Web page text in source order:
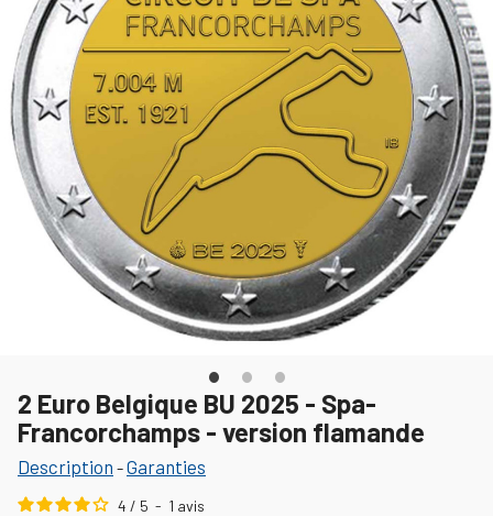
2 Euro Belgique BU 2025 - Spa-
Francorchamps - version flamande
Description -Garanties
4 / 5 - 1 avis